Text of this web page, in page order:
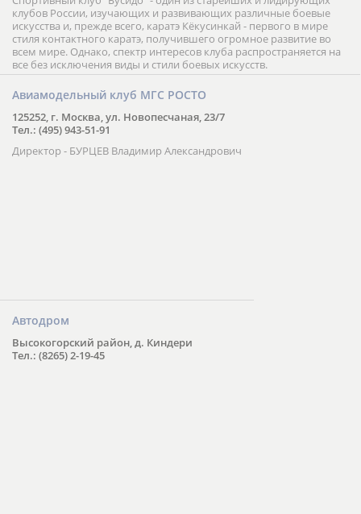
клубов России, изучающих и развивающих различные боевые
искусства и, прежде всего, каратэ Кёкусинкай - первого в мире
стиля контактного каратэ, получившего огромное развитие во
всем мире. Однако, спектр интересов клуба распространяется на
все без исключения виды и стили боевых искусств.
Авиамодельный клуб МГС РОСТО
125252, г. Москва, ул. Новопесчаная, 23/7
Тел.: (495) 943-51-91
Директор - БУРЦЕВ Владимир Александрович
Автодром
Высокогорский район, д. Киндери
Тел.: (8265) 2-19-45